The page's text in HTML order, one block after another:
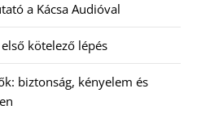
a Kácsa Audióval
kötelező lépés
biztonság, kényelem és